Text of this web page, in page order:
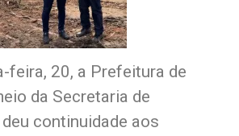
feira, 20, a Prefeitura de
da Secretaria de
continuidade aos